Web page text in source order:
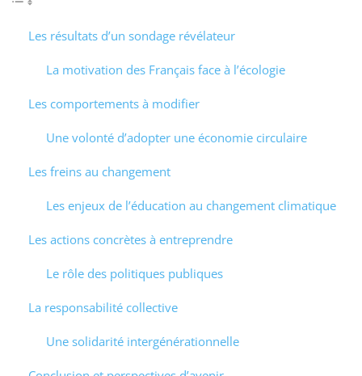
Les résultats d’un sondage révélateur
La motivation des Français face à l’écologie
Les comportements à modifier
Une volonté d’adopter une économie circulaire
Les freins au changement
Les enjeux de l’éducation au changement climatique
Les actions concrètes à entreprendre
Le rôle des politiques publiques
La responsabilité collective
Une solidarité intergénérationnelle